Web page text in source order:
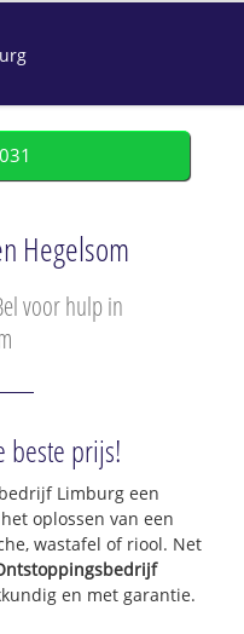
Hegelsom
voor hulp in
beste prijs!
Limburg een
oplossen van een
wastafel of riool. Net
en met garantie.